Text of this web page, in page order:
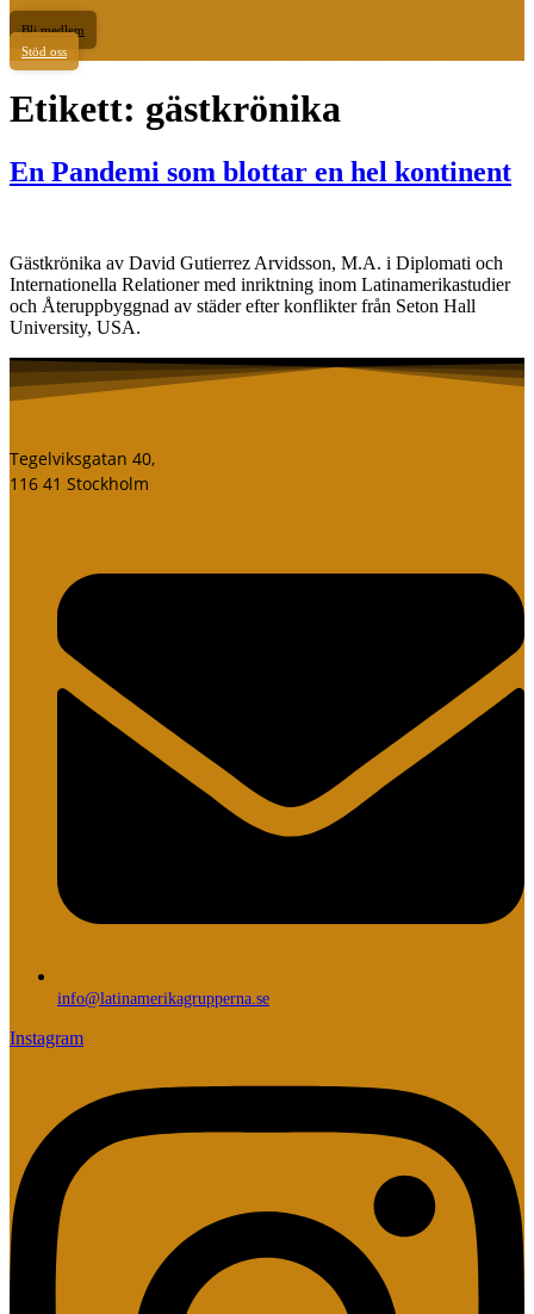
Bli medlem
Stöd oss
Etikett: gästkrönika
En Pandemi som blottar en hel kontinent
Gästkrönika av David Gutierrez Arvidsson, M.A. i Diplomati och
Internationella Relationer med inriktning inom Latinamerikastudier
och Återuppbyggnad av städer efter konflikter från Seton Hall
University, USA.
Tegelviksgatan 40,
116 41 Stockholm
info@latinamerikagrupperna.se
Instagram